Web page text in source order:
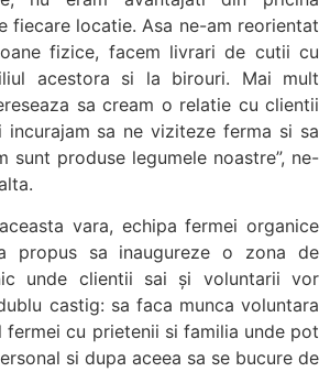
fiecare locatie. Asa ne-am reorientat
fizice, facem livrari de cutii cu
acestora si la birouri. Mai mult
sa cream o relatie cu clientii
incurajam sa ne viziteze ferma si sa
sunt produse legumele noastre”, ne-
vara, echipa fermei organice
propus sa inaugureze o zona de
unde clientii sai și voluntarii vor
castig: sa faca munca voluntara
fermei cu prietenii si familia unde pot
si dupa aceea sa se bucure de